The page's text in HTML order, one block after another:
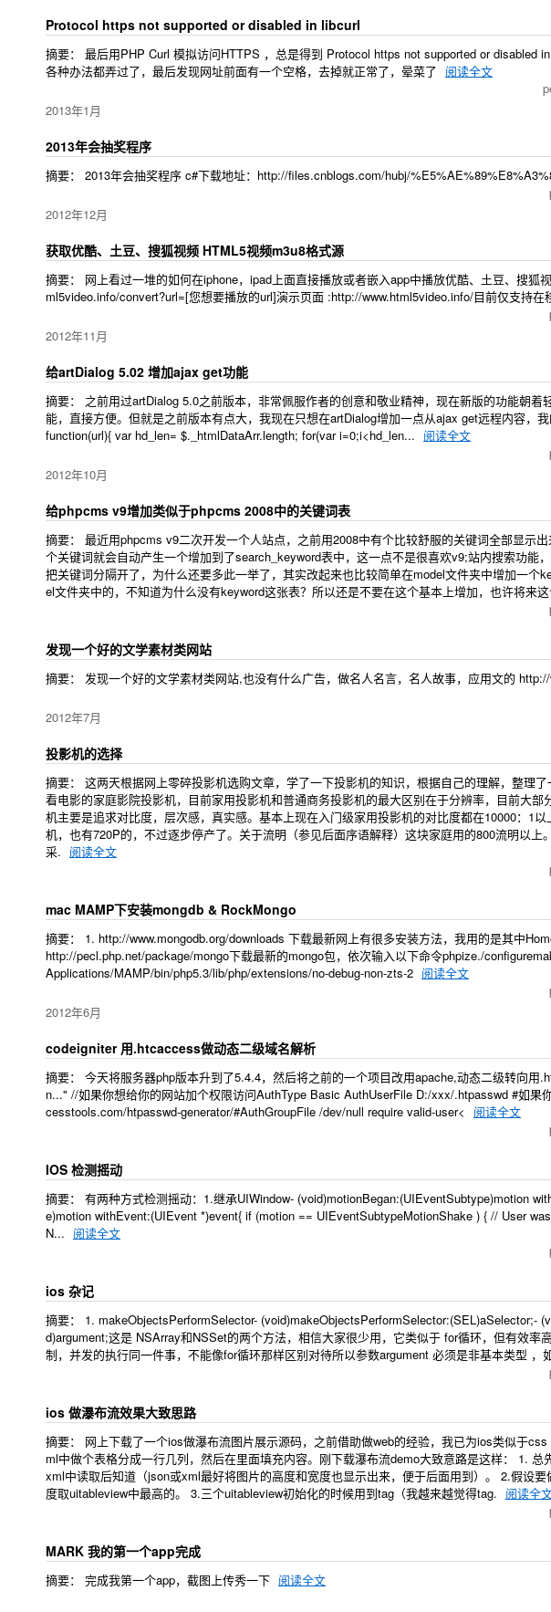
Protocol https not supported or disabled in libcurl
摘要： 最后用PHP Curl 模拟访问HTTPS ，总是得到 Protocol https not supported or disabled
各种办法都弄过了，最后发现网址前面有一个空格，去掉就正常了，晕菜了 阅读全文
2013年1月
2013年会抽奖程序
摘要： 2013年会抽奖程序 c#下载地址：http://files.cnblogs.com/hubj/
2012年12月
获取优酷、土豆、搜狐视频 HTML5视频m3u8格式源
摘要： 网上看过一堆的如何在iphone，ipad上面直接播放或者嵌入app中播放优酷、土豆、搜狐
ml5video.info/convert?url=[您想要播放的url]演示页面 :http://www.html5video.info/目前仅支持在
2012年11月
给artDialog 5.02 增加ajax get功能
摘要： 之前用过artDialog 5.0之前版本，非常佩服作者的创意和敬业精神，现在新版的功能朝
能，直接方便。但就是之前版本有点大，我现在只想在artDialog增加一点从ajax get远程内容，
function(url){ var hd_len= $._htmlDataArr.length; for(var i=0;i<hd_len... 阅读全文
2012年10月
给phpcms v9增加类似于phpcms 2008中的关键词表
摘要： 最近用phpcms v9二次开发一个人站点，之前用2008中有个比较舒服的关键词全部显示
个关键词就会自动产生一个增加到了search_keyword表中，这一点不是很喜欢v9;站内搜索功能
把关键词分隔开了，为什么还要多此一举了，其实改起来也比较简单在model文件夹中增加一个
el文件夹中的，不知道为什么没有keyword这张表？所以还是不要在这个基本上增加，也许将来
发现一个好的文学素材类网站
摘要： 发现一个好的文学素材类网站,也没有什么广告，做名人名言，名人故事，应用文的
2012年7月
投影机的选择
摘要： 这两天根据网上零碎投影机选购文章，学了一下投影机的知识，根据自己的理解，整理
看电影的家庭影院投影机，目前家用投影机和普通商务投影机的最大区别在于分辨率，目前大
机主要是追求对比度，层次感，真实感。基本上现在入门级家用投影机的对比度都在10000：1
机，也有720P的，不过逐步停产了。关于流明（参见后面序语解释）这块家庭用的800流明以
采. 阅读全文
mac MAMP下安装mongdb & RockMongo
摘要： 1. http://www.mongodb.org/downloads 下载最新网上有很多安装方法，我用的是其中
http://pecl.php.net/package/mongo下载最新的mongo包，依次输入以下命令phpize./
Applications/MAMP/bin/php5.3/lib/php/extensions/no-debug-non-zts-2 阅读全文
2012年6月
codeigniter 用.htcaccess做动态二级域名解析
摘要： 今天将服务器php版本升到了5.4.4，然后将之前的一个项目改用apache,动态二级转向
n..." //如果你想给你的网站加个权限访问AuthType Basic AuthUserFile D:/xxx/.htpasswd #如果
cesstools.com/htpasswd-generator/#AuthGroupFile /dev/null require valid-user<
阅读全文
IOS 检测摇动
摘要： 有两种方式检测摇动：1.继承UIWindow- (void)motionBegan:(UIEventSubtype)motion
e)motion withEvent:(UIEvent *)event{ if (motion == UIEventSubtypeMotionShake ) { // User
N... 阅读全文
ios 杂记
摘要： 1. makeObjectsPerformSelector- (void)makeObjectsPerformSelector:(SEL)aSelector;-
d)argument;这是 NSArray和NSSet的两个方法，相信大家很少用，它类似于 for循环，但有效
制，并发的执行同一件事，不能像for循环那样区别对待所以参数argument 必须是非基本类型 ，
ios 做瀑布流效果大致思路
摘要： 网上下载了一个ios做瀑布流图片展示源码，之前借助做web的经验，我已为ios类似于
ml中做个表格分成一行几列，然后在里面填充内容。刚下载瀑布流demo大致意路是这样： 1.
xml中读取后知道（json或xml最好将图片的高度和宽度也显示出来，便于后面用到）。 2.假设
度取uitableview中最高的。 3.三个uitableview初始化的时候用到tag（我越来越觉得tag. 阅读全
MARK 我的第一个app完成
摘要： 完成我第一个app，截图上传秀一下 阅读全文